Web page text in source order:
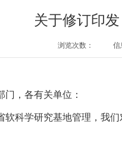
关于修订印
浏览次数： 信
，各有关单位：
软科学研究基地管理，我